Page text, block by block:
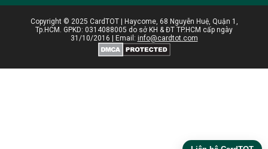
Copyright © 2025 CardTOT | Haycome, 68 Nguyễn Huệ, Quận 1,
Tp.HCM. GPKD: 0314088005 do sở KH & ĐT TP.HCM cấp ngày
31/10/2016 | Email: info@cardtot.com